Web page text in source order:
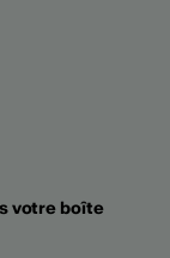
votre boîte